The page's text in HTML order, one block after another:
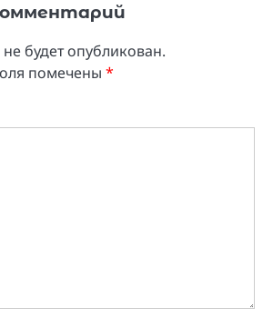
будет опубликован.
помечены *